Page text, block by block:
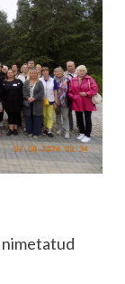
nimetatud